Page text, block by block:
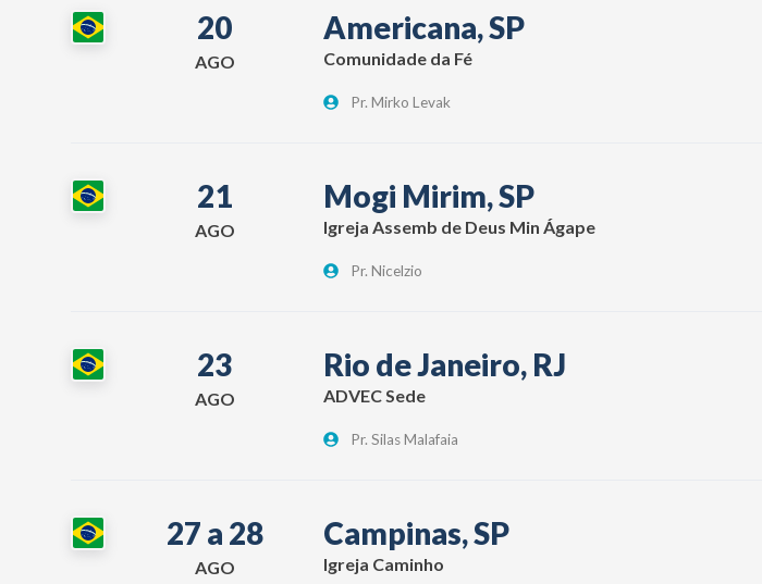
20 Americana, SP
AGO Comunidade da Fé
Pr. Mirko Levak
21 Mogi Mirim, SP
AGO Igreja Assemb de Deus Min Ágape
Pr. Nicelzio
23 Rio de Janeiro, RJ
AGO ADVEC Sede
Pr. Silas Malafaia
27 a 28 Campinas, SP
AGO Igreja Caminho